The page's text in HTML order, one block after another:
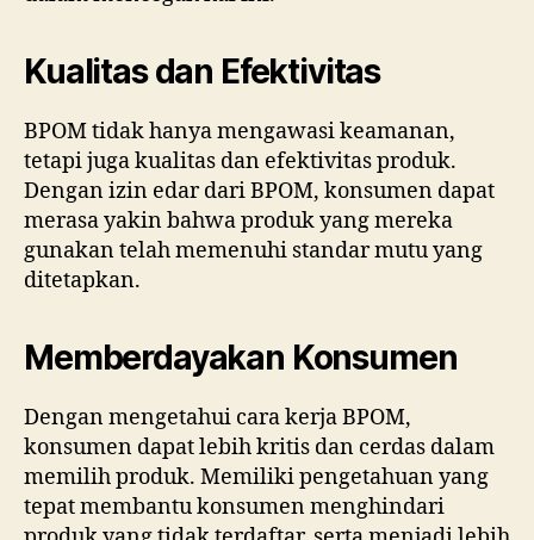
Kualitas dan Efektivitas
BPOM tidak hanya mengawasi keamanan,
tetapi juga kualitas dan efektivitas produk.
Dengan izin edar dari BPOM, konsumen dapat
merasa yakin bahwa produk yang mereka
gunakan telah memenuhi standar mutu yang
ditetapkan.
Memberdayakan Konsumen
Dengan mengetahui cara kerja BPOM,
konsumen dapat lebih kritis dan cerdas dalam
memilih produk. Memiliki pengetahuan yang
tepat membantu konsumen menghindari